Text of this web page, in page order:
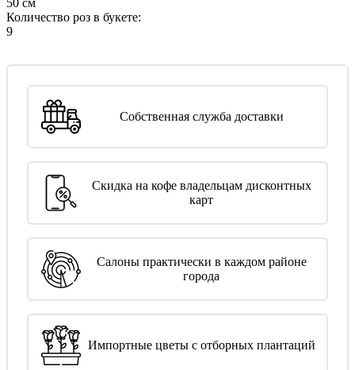
Количество роз в букете:
9
Собственная служба доставки
Скидка на кофе владельцам дисконтных
карт
Салоны практически в каждом районе
города
Импортные цветы с отборных плантаций